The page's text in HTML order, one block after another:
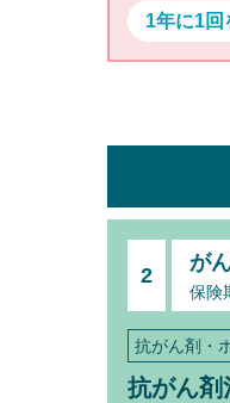
1年に1
2
が
保険
抗がん剤・
抗がん剤